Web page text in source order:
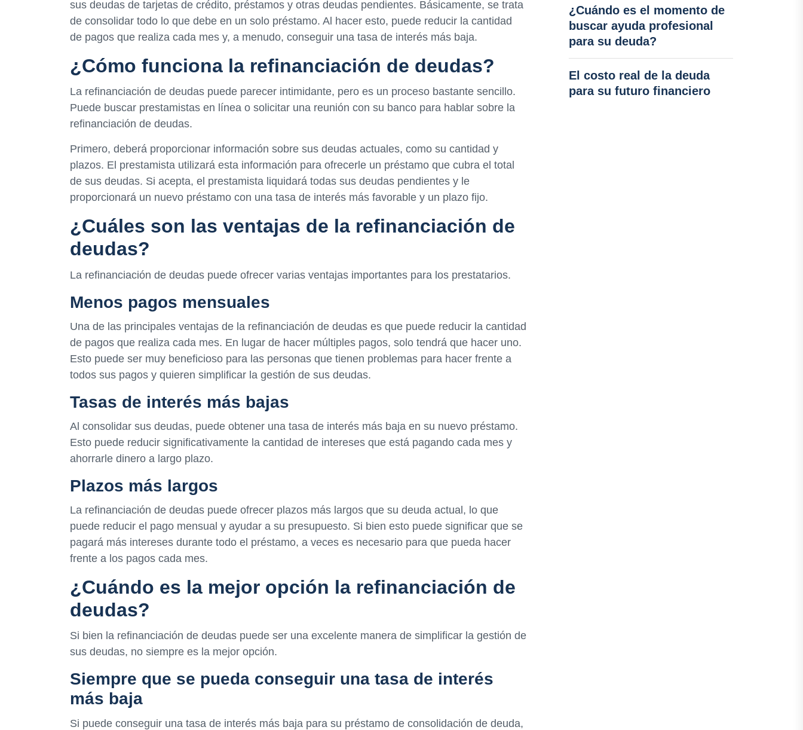
sus deudas de tarjetas de crédito, préstamos y otras deudas pendientes. Básicamente, se trata
de consolidar todo lo que debe en un solo préstamo. Al hacer esto, puede reducir la cantidad
de pagos que realiza cada mes y, a menudo, conseguir una tasa de interés más baja.
¿Cómo funciona la refinanciación de deudas?
La refinanciación de deudas puede parecer intimidante, pero es un proceso bastante sencillo.
Puede buscar prestamistas en línea o solicitar una reunión con su banco para hablar sobre la
refinanciación de deudas.
Primero, deberá proporcionar información sobre sus deudas actuales, como su cantidad y
plazos. El prestamista utilizará esta información para ofrecerle un préstamo que cubra el total
de sus deudas. Si acepta, el prestamista liquidará todas sus deudas pendientes y le
proporcionará un nuevo préstamo con una tasa de interés más favorable y un plazo fijo.
¿Cuáles son las ventajas de la refinanciación de
deudas?
La refinanciación de deudas puede ofrecer varias ventajas importantes para los prestatarios.
Menos pagos mensuales
Una de las principales ventajas de la refinanciación de deudas es que puede reducir la cantidad
de pagos que realiza cada mes. En lugar de hacer múltiples pagos, solo tendrá que hacer uno.
Esto puede ser muy beneficioso para las personas que tienen problemas para hacer frente a
todos sus pagos y quieren simplificar la gestión de sus deudas.
Tasas de interés más bajas
Al consolidar sus deudas, puede obtener una tasa de interés más baja en su nuevo préstamo.
Esto puede reducir significativamente la cantidad de intereses que está pagando cada mes y
ahorrarle dinero a largo plazo.
Plazos más largos
La refinanciación de deudas puede ofrecer plazos más largos que su deuda actual, lo que
puede reducir el pago mensual y ayudar a su presupuesto. Si bien esto puede significar que se
pagará más intereses durante todo el préstamo, a veces es necesario para que pueda hacer
frente a los pagos cada mes.
¿Cuándo es la mejor opción la refinanciación de
deudas?
Si bien la refinanciación de deudas puede ser una excelente manera de simplificar la gestión de
sus deudas, no siempre es la mejor opción.
Siempre que se pueda conseguir una tasa de interés
más baja
Si puede conseguir una tasa de interés más baja para su préstamo de consolidación de deuda,
¿Cuándo es el momento de
buscar ayuda profesional
para su deuda?
El costo real de la deuda
para su futuro financiero